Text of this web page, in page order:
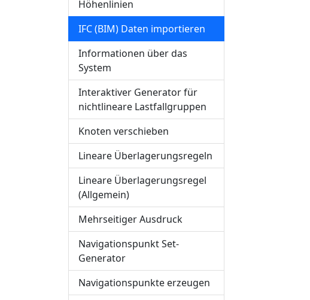
Höhenlinien
IFC (BIM) Daten importieren
Informationen über das
System
Interaktiver Generator für
nichtlineare Lastfallgruppen
Knoten verschieben
Lineare Überlagerungsregeln
Lineare Überlagerungsregel
(Allgemein)
Mehrseitiger Ausdruck
Navigationspunkt Set-
Generator
Navigationspunkte erzeugen